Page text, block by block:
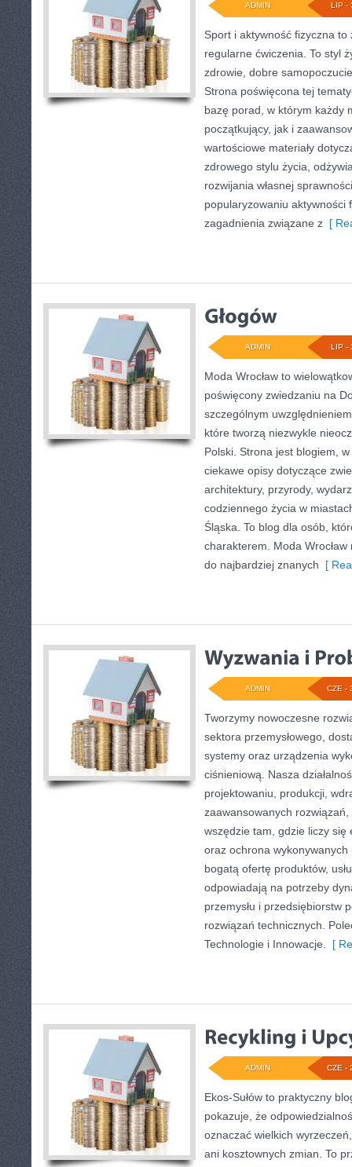
LIP -
ADMIN
Sport i aktywność fizyczna
regularne ćwiczenia. To styl
zdrowie, dobre
Strona poświęcona tej
bazę porad, w którym każdy
początkujący, jak i
wartościowe materiały
zdrowego stylu życia,
rozwijania własnej
popularyzowaniu aktywności
zagadnienia związane z [
LIP -
ADMIN
Moda Wrocław to
poświęcony zwiedzaniu na
szczególnym
które tworzą niezwykle
Polski. Strona jest blogiem,
ciekawe opisy dotyczące
architektury, przyrody,
codziennego życia w
Śląska. To blog dla osób,
charakterem. Moda Wrocław
do najbardziej znanych [
CZE -
ADMIN
Tworzymy nowoczesne
sektora przemysłowego,
systemy oraz urządzenia
ciśnieniową. Nasza
projektowaniu, produkcji,
zaawansowanych
wszędzie tam, gdzie liczy się
oraz ochrona
bogatą ofertę produktów,
odpowiadają na potrzeby
przemysłu i przedsiębiorstw
rozwiązań technicznych.
Technologie i Innowacje.
[
CZE -
ADMIN
Ekos-Sułów to praktyczny
pokazuje, że
oznaczać wielkich
ani kosztownych zmian. To